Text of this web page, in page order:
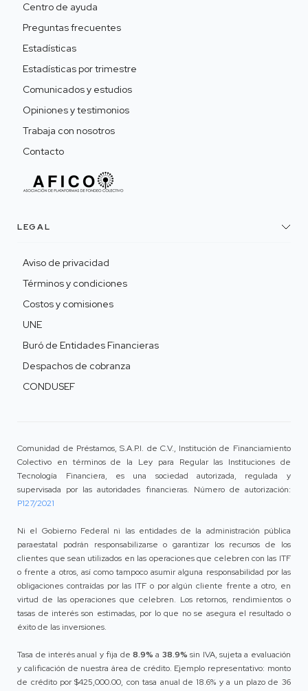
Centro de ayuda
Preguntas frecuentes
Estadísticas
Estadísticas por trimestre
Comunicados y estudios
Opiniones y testimonios
Trabaja con nosotros
Contacto
LEGAL
Aviso de privacidad
Términos y condiciones
Costos y comisiones
UNE
Buró de Entidades Financieras
Despachos de cobranza
CONDUSEF
Comunidad de Préstamos, S.A.P.I. de C.V., Institución de Financiamiento
Colectivo en términos de la Ley para Regular las Instituciones de
Tecnología Financiera, es una sociedad autorizada, regulada y
supervisada por las autoridades financieras. Número de autorización:
P127/2021
Ni el Gobierno Federal ni las entidades de la administración pública
paraestatal podrán responsabilizarse o garantizar los recursos de los
clientes que sean utilizados en las operaciones que celebren con las ITF
o frente a otros, así como tampoco asumir alguna responsabilidad por las
obligaciones contraídas por las ITF o por algún cliente frente a otro, en
virtud de las operaciones que celebren. Los retornos, rendimientos o
tasas de interés son estimadas, por lo que no se asegura el resultado o
éxito de las inversiones.
Tasa de interés anual y fija de 8.9% a 38.9% sin IVA, sujeta a evaluación
y calificación de nuestra área de crédito. Ejemplo representativo: monto
de crédito por $425,000.00, con tasa anual de 18.6% y a un plazo de 36